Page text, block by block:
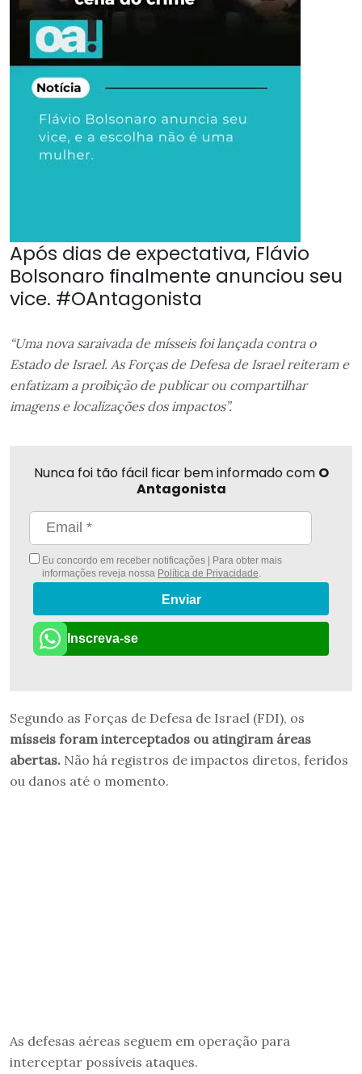
Após dias de expectativa, Flávio
Bolsonaro finalmente anunciou seu
vice. #OAntagonista
“Uma nova saraivada de mísseis foi lançada contra o
Estado de Israel. As Forças de Defesa de Israel reiteram e
enfatizam a proibição de publicar ou compartilhar
imagens e localizações dos impactos”.
Nunca foi tão fácil ficar bem informado com O
Antagonista
Eu concordo em receber notificações | Para obter mais
informações reveja nossa Política de Privacidade
Enviar
Inscreva-se
Segundo as Forças de Defesa de Israel (FDI), os
mísseis foram interceptados ou atingiram áreas
abertas. Não há registros de impactos diretos, feridos
ou danos até o momento.
As defesas aéreas seguem em operação para
interceptar possíveis ataques.